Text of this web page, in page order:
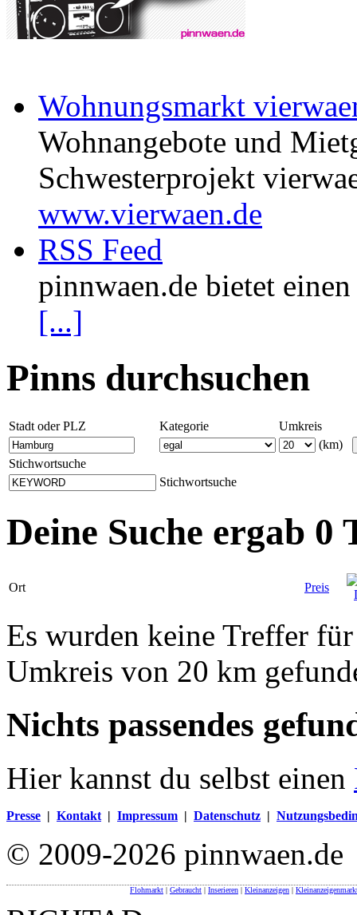
Wohnungsmarkt
Wohnangebote und
Schwesterprojekt
www.vierwaen.de
RSS Feed
pinnwaen.de bietet
[...]
Pinns durchsuchen
Stadt oder PLZ Kategorie
Umkreis
(km)
Stichwortsuche
Stichwortsuche
Deine Suche ergab 0
Ort Preis
Es wurden keine Treffer
Umkreis von 20 km
Nichts passendes
Hier kannst du selbst einen
Presse | Kontakt | Impressum | Datenschutz |
© 2009-2026 pinnwaen.de
Flohmarkt | Gebraucht | Inserieren | Kleinanzeigen |